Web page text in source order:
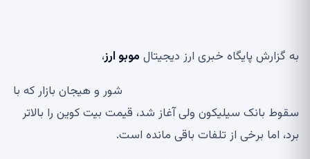
به گزارش پایگاه خبری ارز دیجیتال موبو ارز،
شور و هیجان بازار که با
سقوط بانک سیلیکون ولی آغاز شد، قیمت بیت کوین را بالاتر
برد، اما برخی از تلفات باقی مانده است.